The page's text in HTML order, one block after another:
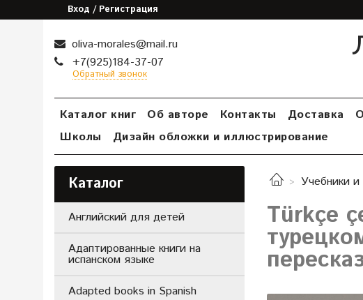
Вход / Регистрация
oliva-morales@mail.ru
+7(925)184-37-07
Обратный звонок
Каталог книг Об авторе Контакты Доставка
Школы
Дизайн обложки и иллюстрирование
Учебники и
Türkçe
Каталог
Английский для детей
Адаптированные книги на
испанском языке
Adapted books in Spanish